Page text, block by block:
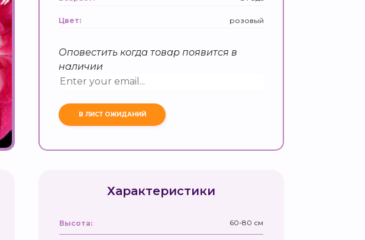
Цвет: розовый
Оповестить когда товар появится в
наличии
Характеристики
Высота: 60-80 см